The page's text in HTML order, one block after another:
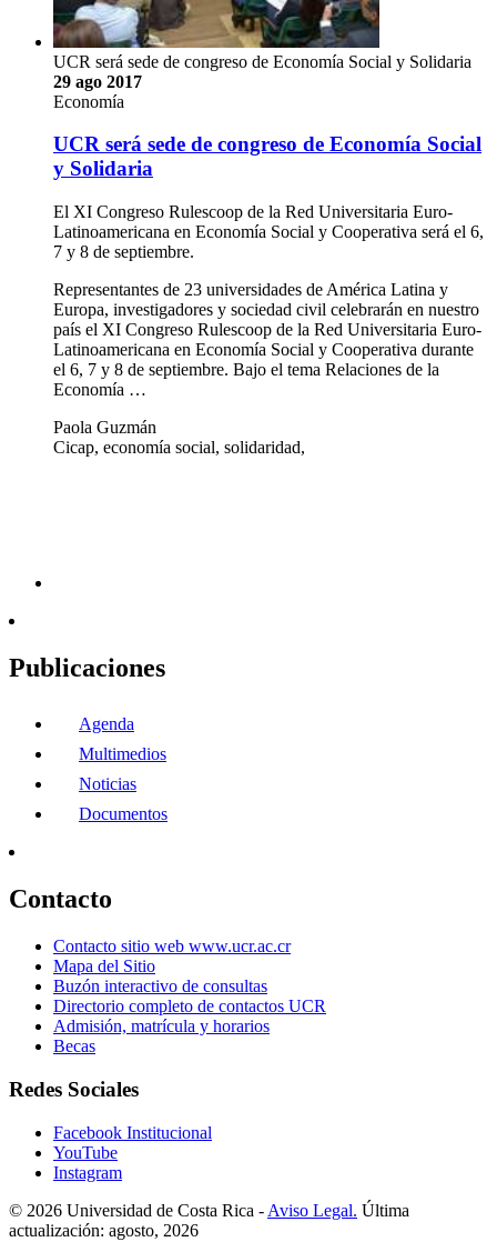
UCR será sede de congreso de Economía Social y Solidaria
29 ago 2017
Economía
UCR será sede de congreso de Economía Social
y Solidaria
El XI Congreso Rulescoop de la Red Universitaria Euro-
Latinoamericana en Economía Social y Cooperativa será el 6,
7 y 8 de septiembre.
Representantes de 23 universidades de América Latina y
Europa, investigadores y sociedad civil celebrarán en nuestro
país el XI Congreso Rulescoop de la Red Universitaria Euro-
Latinoamericana en Economía Social y Cooperativa durante
el 6, 7 y 8 de septiembre. Bajo el tema Relaciones de la
Economía …
Paola Guzmán
Cicap, economía social, solidaridad,
Publicaciones
Agenda
Multimedios
Noticias
Documentos
Contacto
Contacto sitio web www.ucr.ac.cr
Mapa del Sitio
Buzón interactivo de consultas
Directorio completo de contactos UCR
Admisión, matrícula y horarios
Becas
Redes Sociales
Facebook Institucional
YouTube
Instagram
© 2026 Universidad de Costa Rica - Aviso Legal. Última
actualización: agosto, 2026